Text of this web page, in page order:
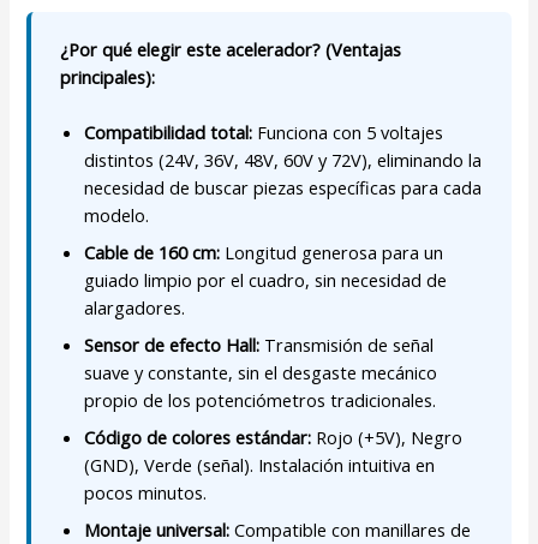
¿Por qué elegir este acelerador? (Ventajas
principales):
Compatibilidad total: Funciona con 5 voltajes
distintos (24V, 36V, 48V, 60V y 72V), eliminando la
necesidad de buscar piezas específicas para cada
modelo.
Cable de 160 cm: Longitud generosa para un
guiado limpio por el cuadro, sin necesidad de
alargadores.
Sensor de efecto Hall: Transmisión de señal
suave y constante, sin el desgaste mecánico
propio de los potenciómetros tradicionales.
Código de colores estándar: Rojo (+5V), Negro
(GND), Verde (señal). Instalación intuitiva en
pocos minutos.
Montaje universal: Compatible con manillares de